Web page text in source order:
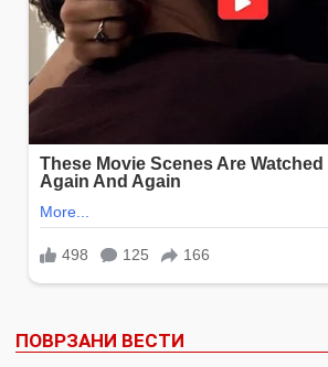
ПОВРЗАНИ ВЕСТИ